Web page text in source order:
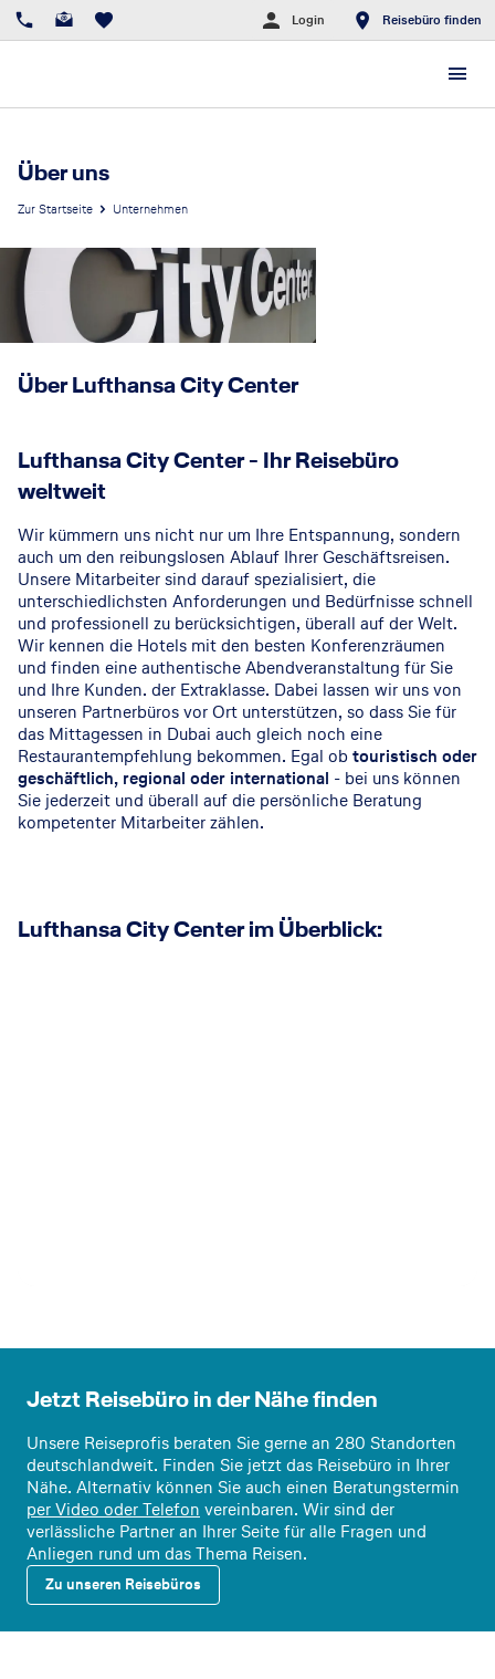
Login Reisebüro finden
Über uns
Zur Startseite Unternehmen
Über Lufthansa City Center
Lufthansa City Center - Ihr Reisebüro
weltweit
Wir kümmern uns nicht nur um Ihre Entspannung, sondern
auch um den reibungslosen Ablauf Ihrer Geschäftsreisen.
Unsere Mitarbeiter sind darauf spezialisiert, die
unterschiedlichsten Anforderungen und Bedürfnisse schnell
und professionell zu berücksichtigen, überall auf der Welt.
Wir kennen die Hotels mit den besten Konferenzräumen
und finden eine authentische Abendveranstaltung für Sie
und Ihre Kunden. der Extraklasse. Dabei lassen wir uns von
unseren Partnerbüros vor Ort unterstützen, so dass Sie für
das Mittagessen in Dubai auch gleich noch eine
Restaurantempfehlung bekommen. Egal obtouristisch oder
geschäftlich, regional oder international - bei uns können
Sie jederzeit und überall auf die persönliche Beratung
kompetenter Mitarbeiter zählen.
Lufthansa City Center im Überblick:
Jetzt Reisebüro in der Nähe finden
Unsere Reiseprofis beraten Sie gerne an 280 Standorten
deutschlandweit. Finden Sie jetzt das Reisebüro in Ihrer
Nähe. Alternativ können Sie auch einen Beratungstermin
per Video oder Telefon vereinbaren. Wir sind der
verlässliche Partner an Ihrer Seite für alle Fragen und
Anliegen rund um das Thema Reisen.
Zu unseren Reisebüros